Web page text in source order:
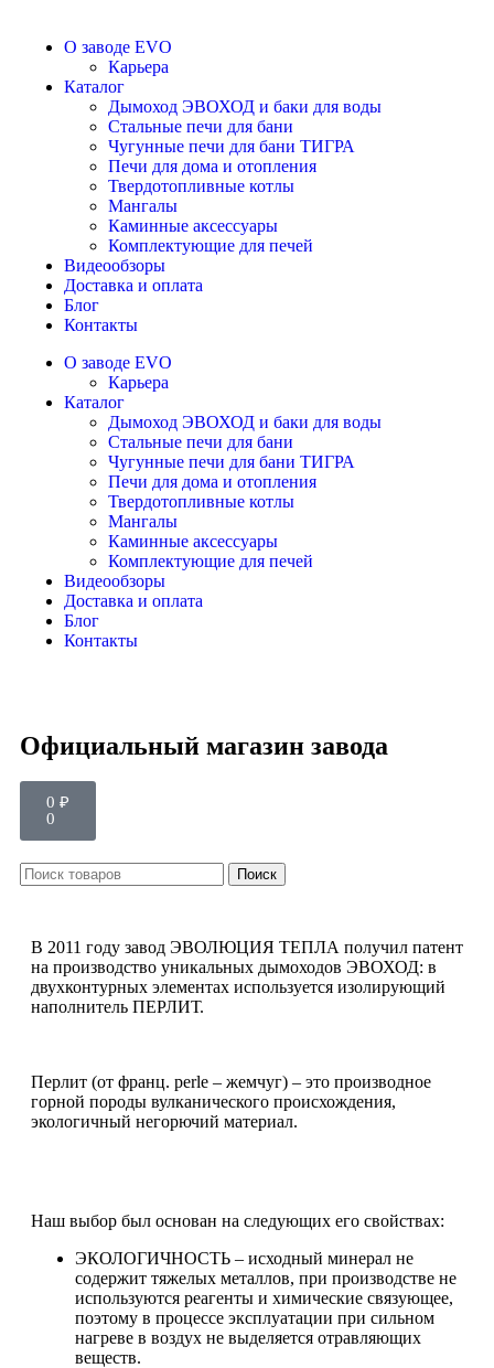
О заводе EVO
Карьера
Каталог
Дымоход ЭВОХОД и баки для воды
Стальные печи для бани
Чугунные печи для бани ТИГРА
Печи для дома и отопления
Твердотопливные котлы
Мангалы
Каминные аксессуары
Комплектующие для печей
Видеообзоры
Доставка и оплата
Блог
Контакты
О заводе EVO
Карьера
Каталог
Дымоход ЭВОХОД и баки для воды
Стальные печи для бани
Чугунные печи для бани ТИГРА
Печи для дома и отопления
Твердотопливные котлы
Мангалы
Каминные аксессуары
Комплектующие для печей
Видеообзоры
Доставка и оплата
Блог
Контакты
Официальный магазин завода
0 ₽
0
Поиск
В 2011 году завод ЭВОЛЮЦИЯ ТЕПЛА получил патент
на производство уникальных дымоходов ЭВОХОД: в
двухконтурных элементах используется изолирующий
наполнитель ПЕРЛИТ.
Перлит (от франц. perle – жемчуг) – это производное
горной породы вулканического происхождения,
экологичный негорючий материал.
Наш выбор был основан на следующих его свойствах:
ЭКОЛОГИЧНОСТЬ – исходный минерал не
содержит тяжелых металлов, при производстве не
используются реагенты и химические связующее,
поэтому в процессе эксплуатации при сильном
нагреве в воздух не выделяется отравляющих
веществ.